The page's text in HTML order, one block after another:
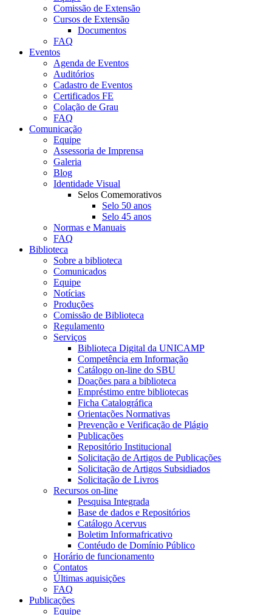
Comissão de Extensão
Cursos de Extensão
Documentos
FAQ
Eventos
Agenda de Eventos
Auditórios
Cadastro de Eventos
Certificados FE
Colação de Grau
FAQ
Comunicação
Equipe
Assessoria de Imprensa
Galeria
Blog
Identidade Visual
Selos Comemorativos
Selo 50 anos
Selo 45 anos
Normas e Manuais
FAQ
Biblioteca
Sobre a biblioteca
Comunicados
Equipe
Notícias
Produções
Comissão de Biblioteca
Regulamento
Serviços
Biblioteca Digital da UNICAMP
Competência em Informação
Catálogo on-line do SBU
Doações para a biblioteca
Empréstimo entre bibliotecas
Ficha Catalográfica
Orientações Normativas
Prevenção e Verificação de Plágio
Publicações
Repositório Institucional
Solicitação de Artigos de Publicações
Solicitação de Artigos Subsidiados
Solicitação de Livros
Recursos on-line
Pesquisa Integrada
Base de dados e Repositórios
Catálogo Acervus
Boletim Informafricativo
Contéudo de Domínio Público
Horário de funcionamento
Contatos
Últimas aquisições
FAQ
Publicações
Equipe